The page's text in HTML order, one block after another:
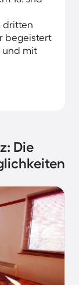
dritten
begeistert
und mit
Die